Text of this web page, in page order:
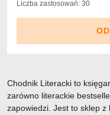
Liczba zastosowań: 30
Chodnik Literacki to
zarówno literackie
zapowiedzi. Jest to sklep